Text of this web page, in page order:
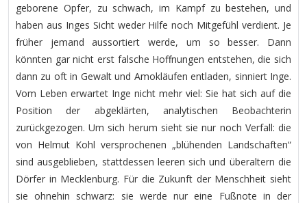
geborene Opfer, zu schwach, im Kampf zu bestehen, und
haben aus Inges Sicht weder Hilfe noch Mitgefühl verdient. Je
früher jemand aussortiert werde, um so besser. Dann
könnten gar nicht erst falsche Hoffnungen entstehen, die sich
dann zu oft in Gewalt und Amokläufen entladen, sinniert Inge.
Vom Leben erwartet Inge nicht mehr viel: Sie hat sich auf die
Position der abgeklärten, analytischen Beobachterin
zurückgezogen. Um sich herum sieht sie nur noch Verfall: die
von Helmut Kohl versprochenen „blühenden Landschaften“
sind ausgeblieben, stattdessen leeren sich und überaltern die
Dörfer in Mecklenburg. Für die Zukunft der Menschheit sieht
sie ohnehin schwarz: sie werde nur eine Fußnote in der